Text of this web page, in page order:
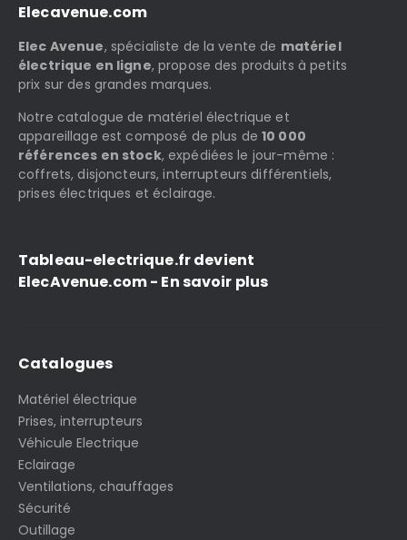
Elecavenue.com
Elec Avenue, spécialiste de la vente de matériel
électrique en ligne, propose des produits à petits
prix sur des grandes marques.
Notre catalogue de matériel électrique et
appareillage est composé de plus de10 000
références en stock, expédiées le jour-même :
coffrets, disjoncteurs, interrupteurs différentiels,
prises électriques et éclairage.
Tableau-electrique.fr devient
ElecAvenue.com - En savoir plus
Catalogues
Matériel électrique
Prises, interrupteurs
Véhicule Electrique
Eclairage
Ventilations, chauffages
Sécurité
Outillage